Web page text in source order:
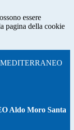
essere
pagina della cookie
Aldo Moro Santa